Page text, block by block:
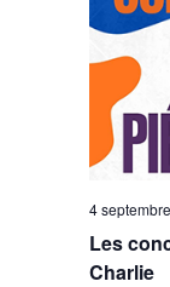
Les
Charlie
4